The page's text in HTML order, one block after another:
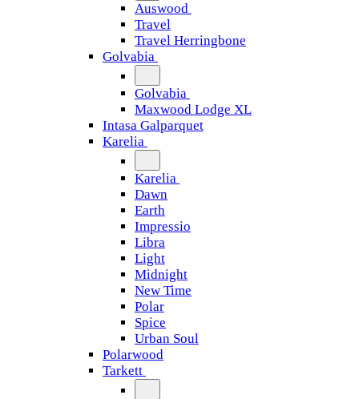
Auswood
Travel
Travel Herringbone
Golvabia
Golvabia
Maxwood Lodge XL
Intasa Galparquet
Karelia
Karelia
Dawn
Earth
Impressio
Libra
Light
Midnight
New Time
Polar
Spice
Urban Soul
Polarwood
Tarkett